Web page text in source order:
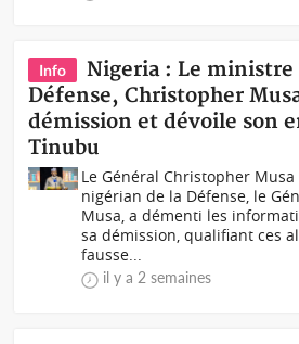
Info
Nigeria : Le ministre
Défense, Christopher
démission et dévoile son
Tinubu
Le Général Christopher
nigérian de la Défense, le
Musa, a démenti les
sa démission, qualifiant ces
fausse...
il y a 2 semaines